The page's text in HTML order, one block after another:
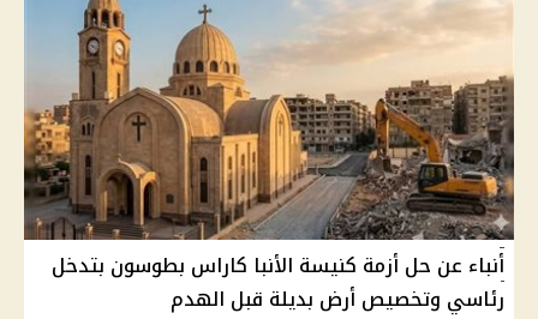
أنباء عن حل أزمة كنيسة الأنبا كاراس بطوسون بتدخل
رئاسي وتخصيص أرض بديلة قبل الهدم